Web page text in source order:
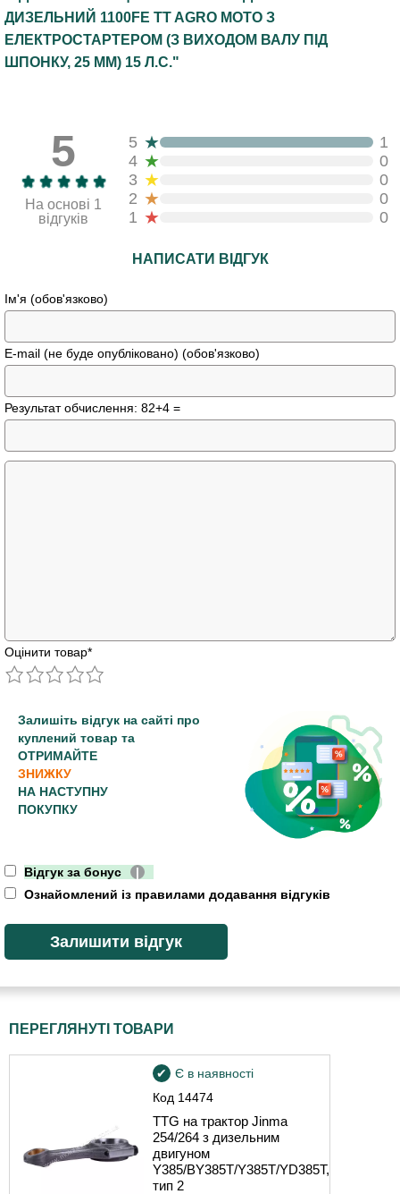
ДИЗЕЛЬНИЙ 1100FE TT AGRO MOTO З
ЕЛЕКТРОСТАРТЕРОМ (З ВИХОДОМ ВАЛУ ПІД
ШПОНКУ, 25 ММ) 15 Л.С."
5
На основі 1
відгуків
5 ★
1
4 ★
0
3 ★
0
2 ★
0
1 ★ 0
НАПИСАТИ ВІДГУК
Ім'я (обов'язково)
E-mail (не буде опубліковано) (обов'язково)
Результат обчислення: 82+4 =
Оцінити товар*
Залишіть відгук на сайті про
куплений товар та
ОТРИМАЙТЕ
ЗНИЖКУ
НА НАСТУПНУ
ПОКУПКУ
Відгук за бонус
|
Ознайомлений із правилами додавання відгуків
ПЕРЕГЛЯНУТІ ТОВАРИ
Код 14474
Є в наявності
TTG на трактор Jinma
254/264 з дизельним
двигуном
Y385/BY385T/Y385T/YD385T,
тип 2